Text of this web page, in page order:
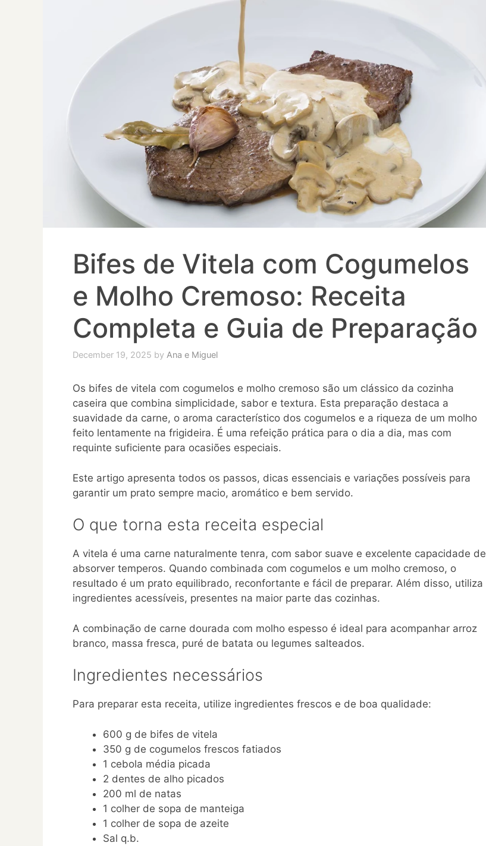
Bifes de Vitela com Cogumelos
e Molho Cremoso: Receita
Completa e Guia de Preparação
December 19, 2025 by Ana e Miguel
Os bifes de vitela com cogumelos e molho cremoso são um clássico da cozinha
caseira que combina simplicidade, sabor e textura. Esta preparação destaca a
suavidade da carne, o aroma característico dos cogumelos e a riqueza de um molho
feito lentamente na frigideira. É uma refeição prática para o dia a dia, mas com
requinte suficiente para ocasiões especiais.
Este artigo apresenta todos os passos, dicas essenciais e variações possíveis para
garantir um prato sempre macio, aromático e bem servido.
O que torna esta receita especial
A vitela é uma carne naturalmente tenra, com sabor suave e excelente capacidade de
absorver temperos. Quando combinada com cogumelos e um molho cremoso, o
resultado é um prato equilibrado, reconfortante e fácil de preparar. Além disso, utiliza
ingredientes acessíveis, presentes na maior parte das cozinhas.
A combinação de carne dourada com molho espesso é ideal para acompanhar arroz
branco, massa fresca, puré de batata ou legumes salteados.
Ingredientes necessários
Para preparar esta receita, utilize ingredientes frescos e de boa qualidade:
600 g de bifes de vitela
350 g de cogumelos frescos fatiados
1 cebola média picada
2 dentes de alho picados
200 ml de natas
1 colher de sopa de manteiga
1 colher de sopa de azeite
Sal q.b.